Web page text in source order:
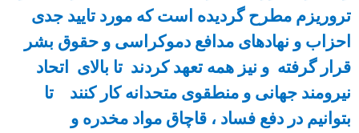
تروریزم مطرح گردیده است که مورد تایید جدی
احزاب و نهادهای مدافع دموکراسی و حقوق بشر
قرار گرفته و نیز همه تعهد کردند تا بالای اتحاد
نیرومند جهانی و منطقوی متحدانه کار کنند تا
بتوانیم در دفع فساد ، قاچاق مواد مخدره و